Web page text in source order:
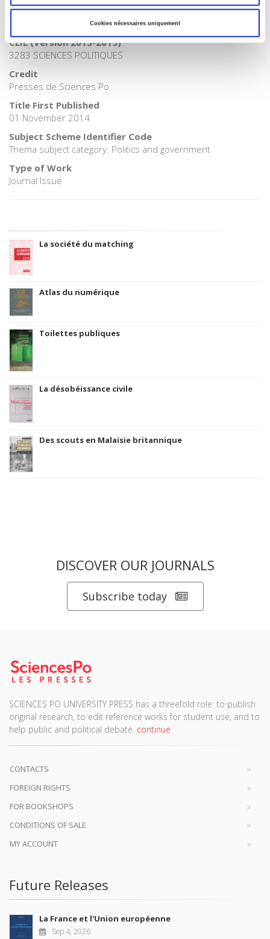
Cookies nécessaires uniquement
Onix Audience Codes
06 Professional and scholarly
CLIL (Version 2013-2019)
3283 SCIENCES POLITIQUES
Credit
Presses de Sciences Po
Title First Published
01 November 2014
Subject Scheme Identifier Code
Thema subject category: Politics and government
Type of Work
Journal Issue
La société du matching
Atlas du numérique
Toilettes publiques
La désobéissance civile
Des scouts en Malaisie britannique
DISCOVER OUR JOURNALS
Subscribe today
SCIENCES PO UNIVERSITY PRESS has a threefold role: to publish
original research, to edit reference works for student use, and to
help public and political debate. continue
CONTACTS
FOREIGN RIGHTS
FOR BOOKSHOPS
CONDITIONS OF SALE
MY ACCOUNT
Future Releases
La France et l'Union européenne
Sep 4, 2026